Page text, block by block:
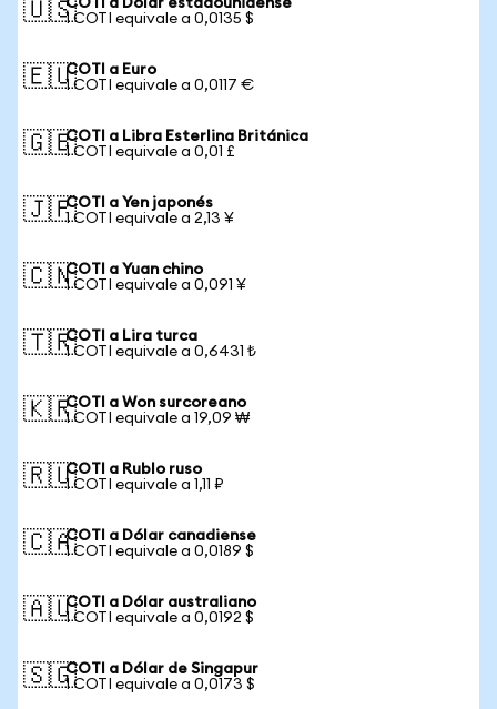
🇺🇸COTI a Dólar estadounidense
1 COTI equivale a 0,0135 $
🇪🇺COTI a Euro
1 COTI equivale a 0,0117 €
🇬🇧COTI a Libra Esterlina Británica
1 COTI equivale a 0,01 £
🇯🇵COTI a Yen japonés
1 COTI equivale a 2,13 ¥
🇨🇳COTI a Yuan chino
1 COTI equivale a 0,091 ¥
🇹🇷COTI a Lira turca
1 COTI equivale a 0,6431 ₺
🇰🇷COTI a Won surcoreano
1 COTI equivale a 19,09 ₩
🇷🇺COTI a Rublo ruso
1 COTI equivale a 1,11 ₽
🇨🇦COTI a Dólar canadiense
1 COTI equivale a 0,0189 $
🇦🇺COTI a Dólar australiano
1 COTI equivale a 0,0192 $
🇸🇬COTI a Dólar de Singapur
1 COTI equivale a 0,0173 $